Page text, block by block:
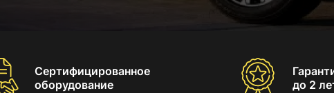
Сертифицированное
оборудование
до 2